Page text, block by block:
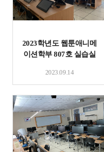
2023학년도 웹툰애니메
이션학부 807호 실습실
2023.09.14